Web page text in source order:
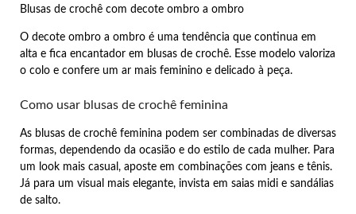
Blusas de crochê com decote ombro a ombro
O decote ombro a ombro é uma tendência que continua em
alta e fica encantador em blusas de crochê. Esse modelo valoriza
o colo e confere um ar mais feminino e delicado à peça.
Como usar blusas de crochê feminina
As blusas de crochê feminina podem ser combinadas de diversas
formas, dependendo da ocasião e do estilo de cada mulher. Para
um look mais casual, aposte em combinações com jeans e tênis.
Já para um visual mais elegante, invista em saias midi e sandálias
de salto.